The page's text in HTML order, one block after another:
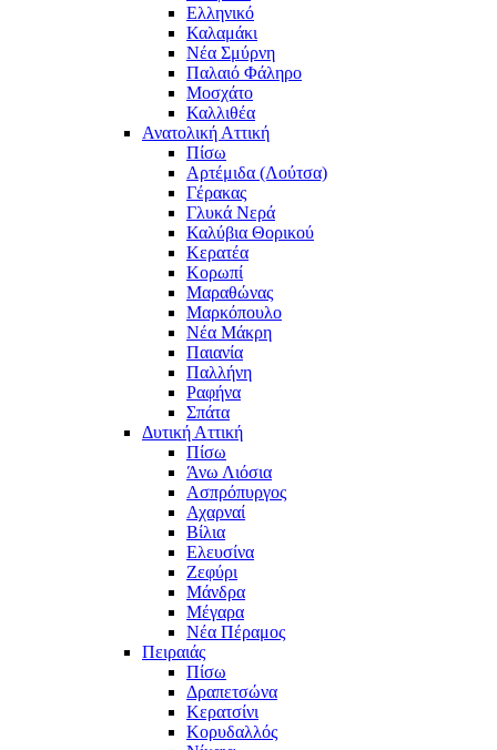
Ελληνικό
Καλαμάκι
Νέα Σμύρνη
Παλαιό Φάληρο
Μοσχάτο
Καλλιθέα
Ανατολική Αττική
Πίσω
Αρτέμιδα (Λούτσα)
Γέρακας
Γλυκά Νερά
Καλύβια Θορικού
Κερατέα
Κορωπί
Μαραθώνας
Μαρκόπουλο
Νέα Μάκρη
Παιανία
Παλλήνη
Ραφήνα
Σπάτα
Δυτική Αττική
Πίσω
Άνω Λιόσια
Ασπρόπυργος
Αχαρναί
Βίλια
Ελευσίνα
Ζεφύρι
Μάνδρα
Μέγαρα
Νέα Πέραμος
Πειραιάς
Πίσω
Δραπετσώνα
Κερατσίνι
Κορυδαλλός